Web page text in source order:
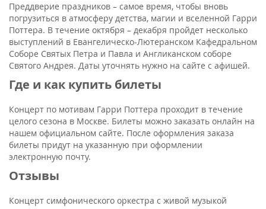
Преддверие праздников – самое время, чтобы вновь
погрузиться в атмосферу детства, магии и вселенной Гарри
Поттера. В течение октября – декабря пройдет несколько
выступлений в Евангелическо-Лютеранском Кафедральном
Соборе Святых Петра и Павла и Англиканском соборе
Святого Андрея. Даты уточнять нужно на сайте с афишей.
Где и как купить билеты
Концерт по мотивам Гарри Поттера проходит в течение
целого сезона в Москве. Билеты можно заказать онлайн на
нашем официальном сайте. После оформления заказа
билеты придут на указанную при оформлении
электронную почту.
Отзывы
Концерт симфонического оркестра с живой музыкой